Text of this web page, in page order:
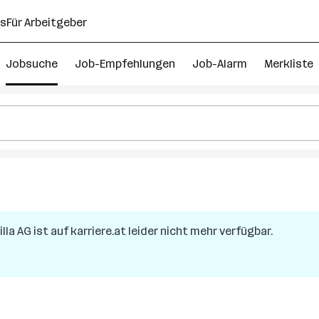
Für Arbeitgeber
Jobsuche Job-Empfehlungen Job-Alarm Merkliste
AG ist auf karriere.at leider nicht mehr verfügbar.